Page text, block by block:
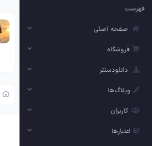
فهرست
صفحه اصلی
فروشگاه
دانلودسنتر
وبلاگ‌ها
کاربران
اعتبارها